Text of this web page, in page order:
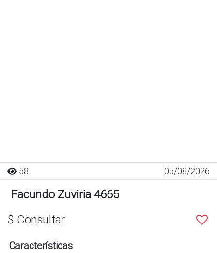
58 05/08/2026
Facundo Zuviria 4665
$ Consultar
Características